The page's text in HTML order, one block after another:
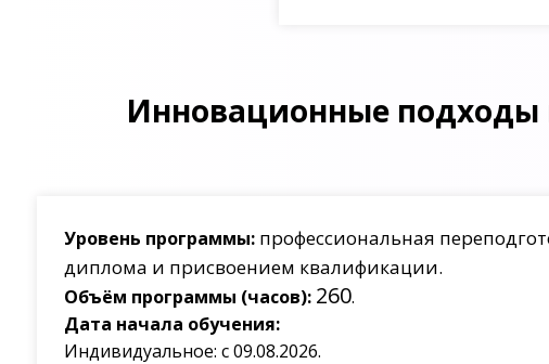
Инновационные подходы
Уровень программы: профессиональная
диплома и присвоением квалификации.
Объём программы (часов): 260.
Дата начала обучения:
Индивидуальное: с 09.08.2026.